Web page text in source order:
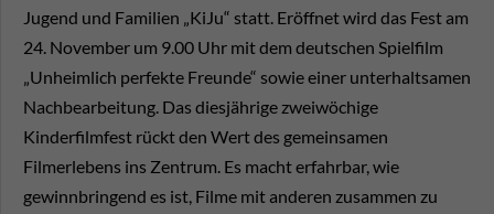
Jugend und Familien „KiJu“ statt. Eröffnet wird das Fest am
24. November um 9.00 Uhr mit dem deutschen Spielfilm
„Unheimlich perfekte Freunde“ sowie einer unterhaltsamen
Nachbearbeitung. Das diesjährige zweiwöchige
Kinderfilmfest rückt den Wert des gemeinsamen
Filmerlebens ins Zentrum. Es macht erfahrbar, wie
gewinnbringend es ist, Filme mit anderen zusammen zu